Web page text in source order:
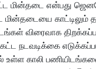
மின்தடை என்பது
மின்தடையை காட்டிலும்
விரைவாக
நடவடிக்கை
காலி